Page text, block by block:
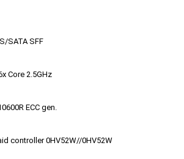
SATA SFF
Core 2.5GHz
ECC gen.
controller 0HV52W//0HV52W